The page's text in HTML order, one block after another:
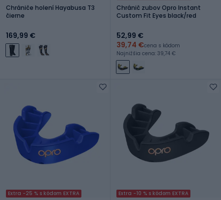
Chrániče holení Hayabusa T3
čierne
169,99 €
Chránič zubov Opro Instant
Custom Fit Eyes black/red
52,99 €
39,74 €cena s kódom
Najnižšia cena: 39,74 €
Extra -25 % s kódom EXTRA Extra -10 % s kódom EXTRA